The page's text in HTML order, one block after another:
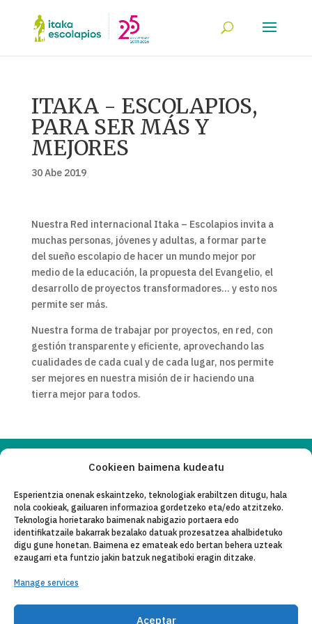
Cookieen baimena kudeatu
Esperientzia onenak eskaintzeko, teknologiak erabiltzen ditugu, hala
nola cookieak, gailuaren informazioa gordetzeko eta/edo atzitzeko.
Teknologia horietarako baimenak nabigazio portaera edo
identifikatzaile bakarrak bezalako datuak prozesatzea ahalbidetuko
digu gune honetan. Baimena ez emateak edo bertan behera uzteak
ezaugarri eta funtzio jakin batzuk negatiboki eragin ditzake.
Manage services
Aceptar
ITAKA - ESCOLAPIOS,
PARA SER MÁS Y
MEJORES
30 Abe 2019
Nuestra Red internacional Itaka – Escolapios invita a
muchas personas, jóvenes y adultas, a formar parte
del sueño escolapio de hacer un mundo mejor por
medio de la educación, la propuesta del Evangelio, el
desarrollo de proyectos transformadores… y esto nos
permite ser más.
Nuestra forma de trabajar por proyectos, en red, con
gestión transparente y eficiente, aprovechando las
cualidades de cada cual y de cada lugar, nos permite
ser mejores en nuestra misión de ir haciendo una
tierra mejor para todos.
Copyleft 2025Itaka-Escolapios
LEGE OHAR
PRIBATASUN-POLITIKA
ENTITATE KOLABORATZAILEAK